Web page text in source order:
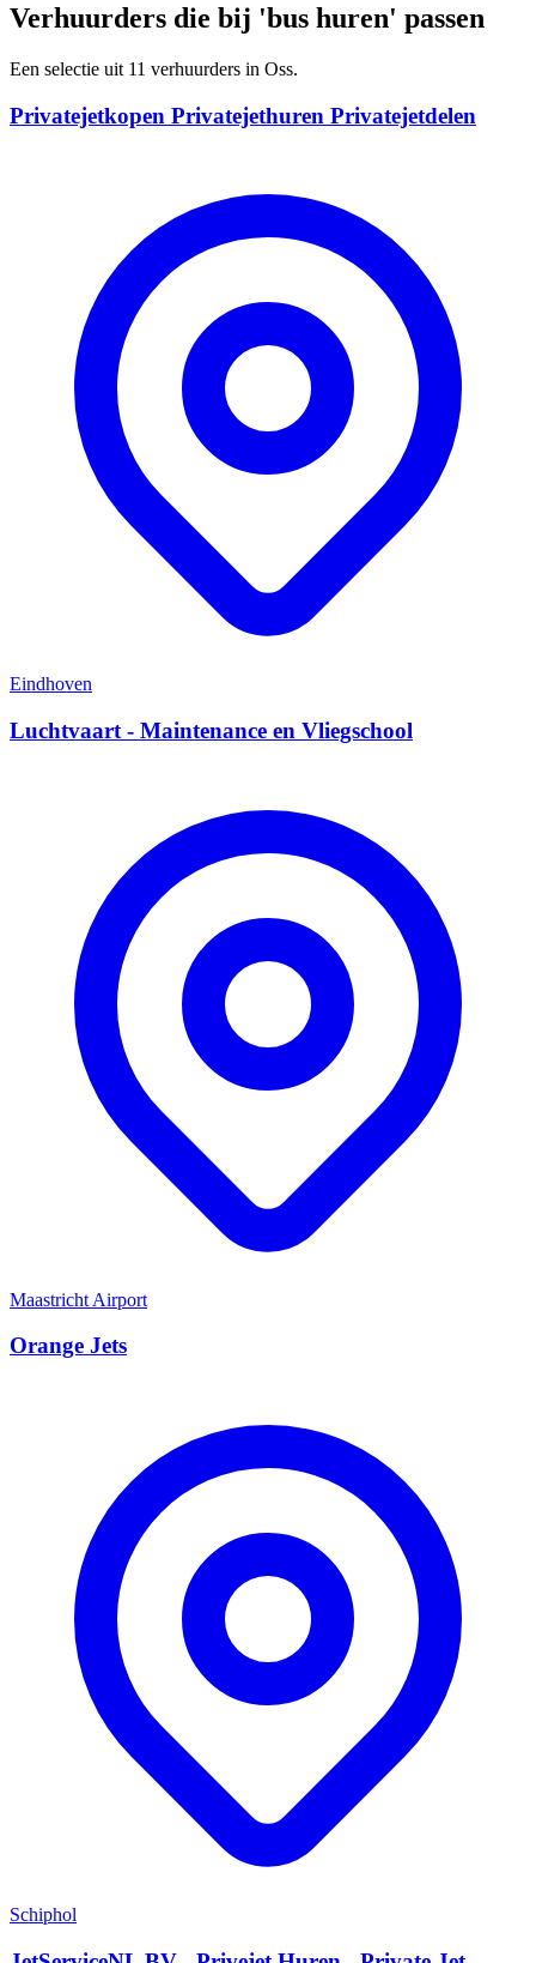
Verhuurders die bij 'bus huren' passen
Een selectie uit 11 verhuurders in Oss.
Privatejetkopen Privatejethuren Privatejetdelen
Eindhoven
Luchtvaart - Maintenance en Vliegschool
Maastricht Airport
Orange Jets
Schiphol